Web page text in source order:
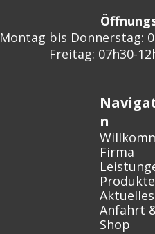
Montag bis Donnerstag:
Freitag: 07h30-
n
Firma
Produkte
Aktuelles
Anfahrt
Shop